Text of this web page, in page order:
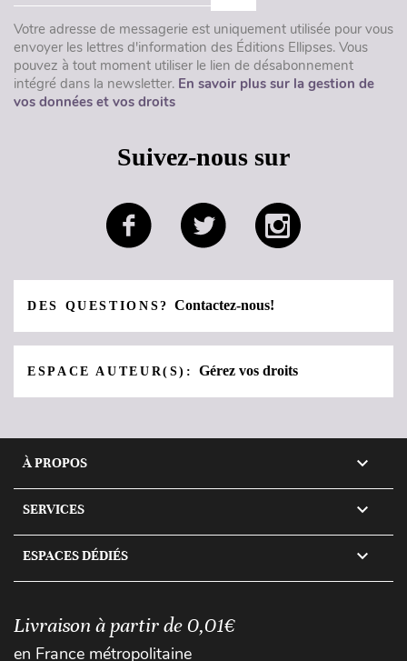
Votre adresse de messagerie est uniquement utilisée pour vous
envoyer les lettres d'information des Éditions Ellipses. Vous
pouvez à tout moment utiliser le lien de désabonnement
intégré dans la newsletter. En savoir plus sur la gestion de
vos données et vos droits
Suivez-nous sur
DES QUESTIONS?Contactez-nous!
ESPACE AUTEUR(S):Gérez vos droits
À PROPOS 
SERVICES 
ESPACES DÉDIÉS 
Livraison à partir de 0,01€
en France métropolitaine